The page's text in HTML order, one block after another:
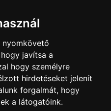
javítsa a
hogy személyre
hirdetéseket jelenít
forgalmát, hogy
a látogatóink.